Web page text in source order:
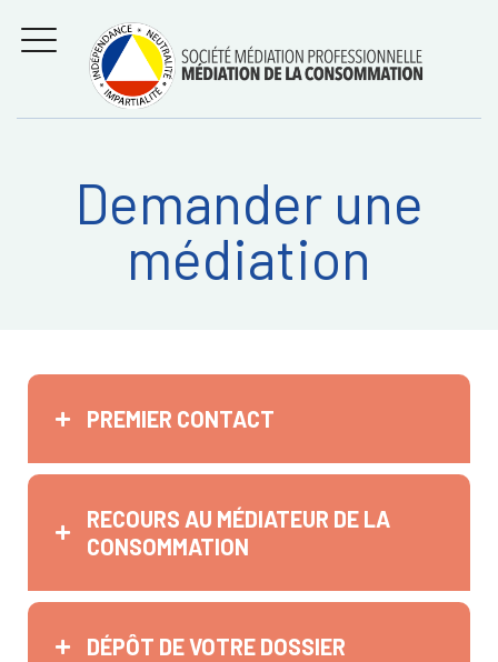
Régler les litiges
entre
consommateurs et
professionnels avec
la médiation de la
consommation
MENU
Recherche
Demander une
médiation
PREMIER CONTACT
RECOURS AU MÉDIATEUR DE LA
CONSOMMATION
DÉPÔT DE VOTRE DOSSIER